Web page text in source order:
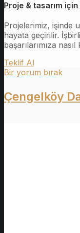
Proje & tasarım
Projelerimiz, işinde
hayata geçirilir.
başarılarımıza
Teklif Al
Bir yorum bırak
Çengelköy